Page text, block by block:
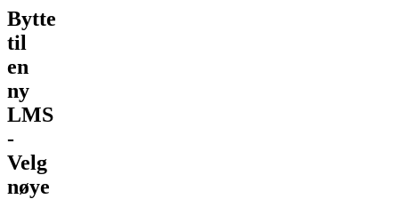
Bytte
til
en
ny
LMS
-
Velg
nøye